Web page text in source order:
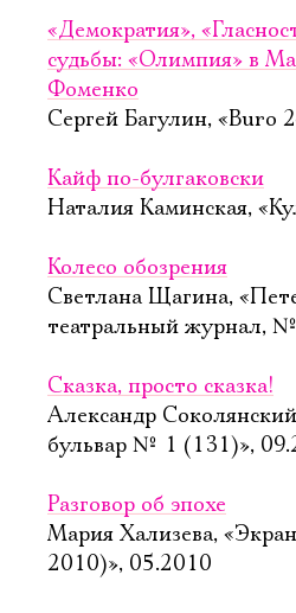
«Демократия»,
судьбы: «Олимпия» в
Фоменко
Сергей Багулин, «Buro
Кайф по-булгаковски
Наталия Каминская,
Колесо обозрения
Светлана Щагина,
театральный журнал,
Сказка, просто сказка!
Александр
бульвар № 1 (131)»,
Разговор об эпохе
Мария Хализева,
2010)», 05.2010